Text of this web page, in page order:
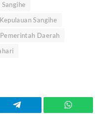
Kepulauan Sangihe
Pemerintah Daerah